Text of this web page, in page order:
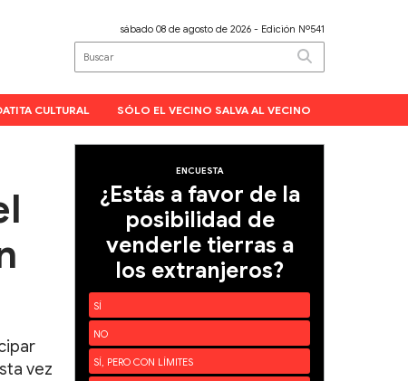
sábado 08 de agosto de 2026 - Edición Nº541
CULTURAL SÓLO EL VECINO SALVA AL VECINO
vez
ENCUESTA
¿Estás a favor de la
posibilidad de
venderle tierras a
los extranjeros?
SÍ
NO
SÍ, PERO CON LÍMITES